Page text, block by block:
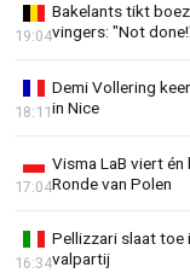
Bakelants tikt
vingers: "Not
19:04
Demi Vollering
in Nice
18:11
Visma LaB viert
Ronde van Polen
17:04
Pellizzari slaat toe
valpartij
16:34